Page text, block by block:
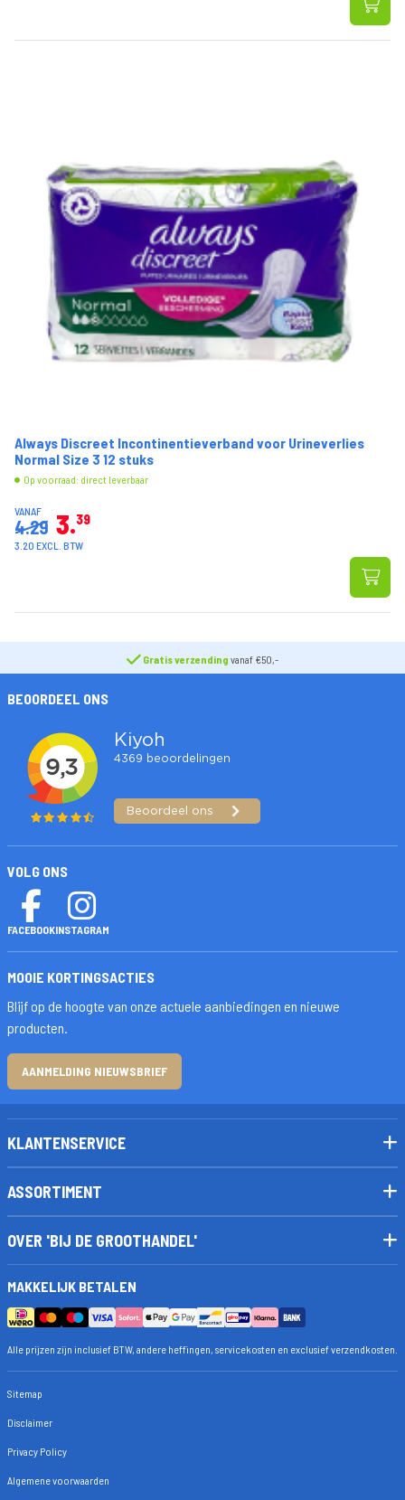
Always Discreet Incontinentieverband voor Urineverlies
Normal Size 3 12 stuks
Op voorraad: direct leverbaar
VANAF
4.29 3 39
3.20 EXCL. BTW
Gratis verzending vanaf €50,-
BEOORDEEL ONS
VOLG ONS
FACEBOOKINSTAGRAM
MOOIE KORTINGSACTIES
Blijf op de hoogte van onze actuele aanbiedingen en nieuwe
producten.
AANMELDING NIEUWSBRIEF
KLANTENSERVICE
ASSORTIMENT
OVER 'BIJ DE GROOTHANDEL'
MAKKELIJK BETALEN
Alle prijzen zijn inclusief BTW, andere heffingen, servicekosten en exclusief verzendkosten.
Sitemap
Disclaimer
Privacy Policy
Algemene voorwaarden